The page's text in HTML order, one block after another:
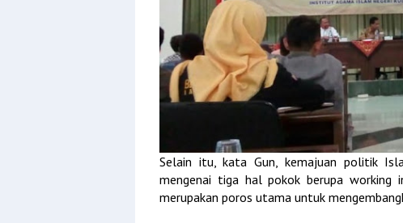
Selain itu, kata Gun, kemajuan politik
mengenai tiga hal pokok berupa working
merupakan poros utama untuk